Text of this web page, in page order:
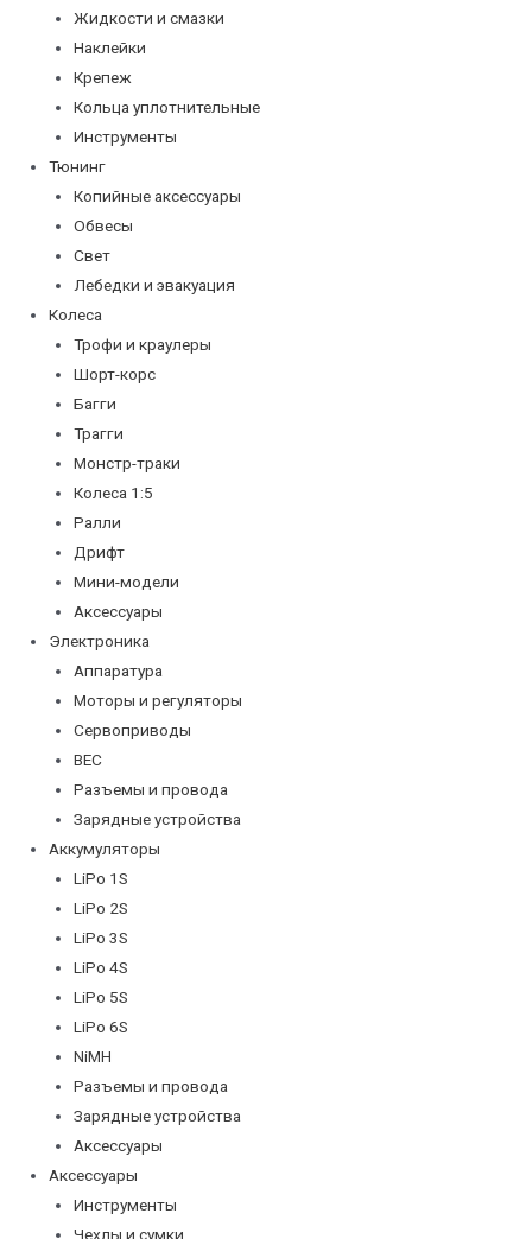
Жидкости и смазки
Наклейки
Крепеж
Кольца уплотнительные
Инструменты
Тюнинг
Копийные аксессуары
Обвесы
Свет
Лебедки и эвакуация
Колеса
Трофи и краулеры
Шорт-корс
Багги
Трагги
Монстр-траки
Колеса 1:5
Ралли
Дрифт
Мини-модели
Аксессуары
Электроника
Аппаратура
Моторы и регуляторы
Сервоприводы
BEC
Разъемы и провода
Зарядные устройства
Аккумуляторы
LiPo 1S
LiPo 2S
LiPo 3S
LiPo 4S
LiPo 5S
LiPo 6S
NiMH
Разъемы и провода
Зарядные устройства
Аксессуары
Аксессуары
Инструменты
Чехлы и сумки